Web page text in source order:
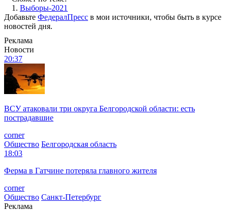
1. Выборы-2021
Добавьте ФедералПресс в мои источники, чтобы быть в курсе
новостей дня.
Реклама
Новости
20:37
ВСУ атаковали три округа Белгородской области: есть
пострадавшие
corner
Общество Белгородская область
18:03
Ферма в Гатчине потеряла главного жителя
corner
Общество Санкт-Петербург
Реклама